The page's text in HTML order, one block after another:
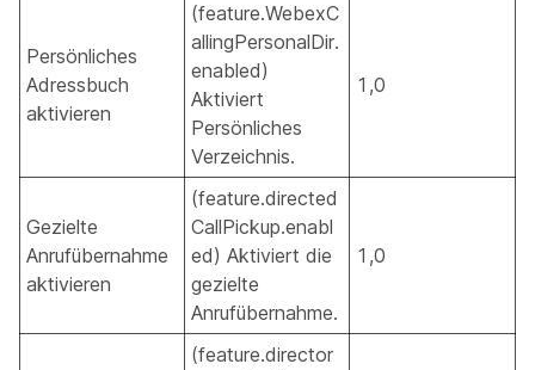
Persönliches
Adressbuch
aktivieren
(feature.WebexC
allingPersonalDir.
enabled)
Aktiviert
Persönliches
Verzeichnis.
1,0
Gezielte
Anrufübernahme
aktivieren
(feature.directed
CallPickup.enabl
ed) Aktiviert die
gezielte
Anrufübernahme.
1,0
(feature.director